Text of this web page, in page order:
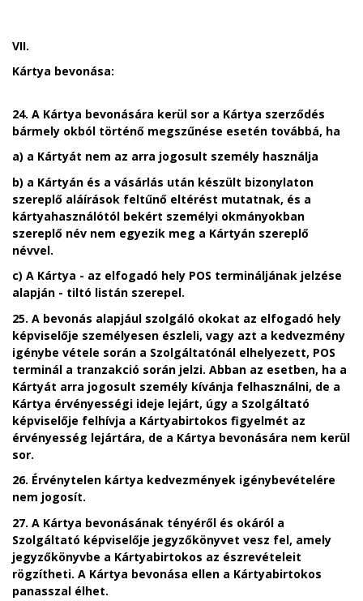
VII.
Kártya bevonása:
24. A Kártya bevonására kerül sor a Kártya szerződés
bármely okból történő megszűnése esetén továbbá, ha
a) a Kártyát nem az arra jogosult személy használja
b) a Kártyán és a vásárlás után készült bizonylaton
szereplő aláírások feltűnő eltérést mutatnak, és a
kártyahasználótól bekért személyi okmányokban
szereplő név nem egyezik meg a Kártyán szereplő
névvel.
c) A Kártya - az elfogadó hely POS termináljának jelzése
alapján - tiltó listán szerepel.
25. A bevonás alapjául szolgáló okokat az elfogadó hely
képviselője személyesen észleli, vagy azt a kedvezmény
igénybe vétele során a Szolgáltatónál elhelyezett, POS
terminál a tranzakció során jelzi. Abban az esetben, ha a
Kártyát arra jogosult személy kívánja felhasználni, de a
Kártya érvényességi ideje lejárt, úgy a Szolgáltató
képviselője felhívja a Kártyabirtokos figyelmét az
érvényesség lejártára, de a Kártya bevonására nem kerül
sor.
26. Érvénytelen kártya kedvezmények igénybevételére
nem jogosít.
27. A Kártya bevonásának tényéről és okáról a
Szolgáltató képviselője jegyzőkönyvet vesz fel, amely
jegyzőkönyvbe a Kártyabirtokos az észrevételeit
rögzítheti. A Kártya bevonása ellen a Kártyabirtokos
panasszal élhet.